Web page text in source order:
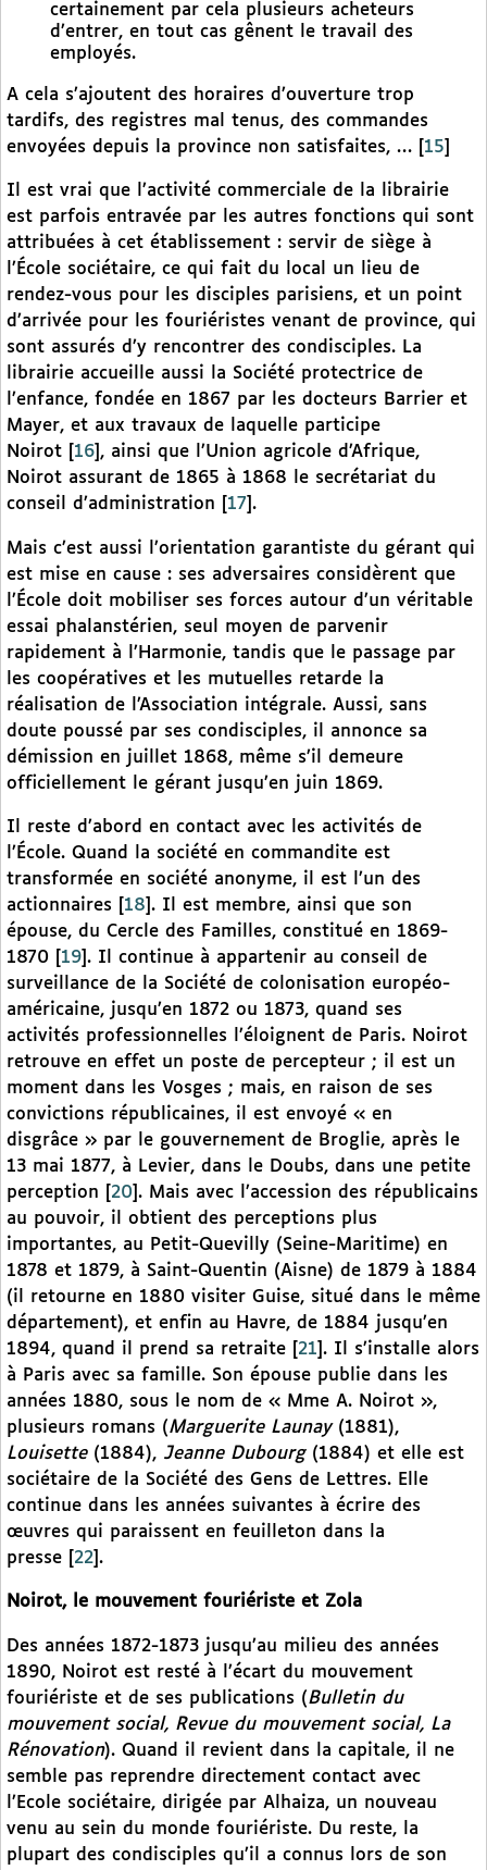
certainement par cela plusieurs acheteurs
d’entrer, en tout cas gênent le travail des
employés.
A cela s’ajoutent des horaires d’ouverture trop
tardifs, des registres mal tenus, des commandes
envoyées depuis la province non satisfaites, …
15
Il est vrai que l’activité commerciale de la librairie
est parfois entravée par les autres fonctions qui sont
attribuées à cet établissement : servir de siège à
l’École sociétaire, ce qui fait du local un lieu de
rendez-vous pour les disciples parisiens, et un point
d’arrivée pour les fouriéristes venant de province, qui
sont assurés d’y rencontrer des condisciples. La
librairie accueille aussi la Société protectrice de
l’enfance, fondée en 1867 par les docteurs Barrier et
Mayer, et aux travaux de laquelle participe
Noirot
16 , ainsi que l’Union agricole d’Afrique,
Noirot assurant de 1865 à 1868 le secrétariat du
conseil d’administration
17 .
Mais c’est aussi l’orientation garantiste du gérant qui
est mise en cause : ses adversaires considèrent que
l’École doit mobiliser ses forces autour d’un véritable
essai phalanstérien, seul moyen de parvenir
rapidement à l’Harmonie, tandis que le passage par
les coopératives et les mutuelles retarde la
réalisation de l’Association intégrale. Aussi, sans
doute poussé par ses condisciples, il annonce sa
démission en juillet 1868, même s’il demeure
officiellement le gérant jusqu’en juin 1869.
Il reste d’abord en contact avec les activités de
l’École. Quand la société en commandite est
transformée en société anonyme, il est l’un des
actionnaires
18 . Il est membre, ainsi que son
épouse, du Cercle des Familles, constitué en 1869-
1870
19 . Il continue à appartenir au conseil de
surveillance de la Société de colonisation européo-
américaine, jusqu’en 1872 ou 1873, quand ses
activités professionnelles l’éloignent de Paris. Noirot
retrouve en effet un poste de percepteur ; il est un
moment dans les Vosges ; mais, en raison de ses
convictions républicaines, il est envoyé « en
disgrâce » par le gouvernement de Broglie, après le
13 mai 1877, à Levier, dans le Doubs, dans une petite
perception
20 . Mais avec l’accession des républicains
au pouvoir, il obtient des perceptions plus
importantes, au Petit-Quevilly (Seine-Maritime) en
1878 et 1879, à Saint-Quentin (Aisne) de 1879 à 1884
(il retourne en 1880 visiter Guise, situé dans le même
département), et enfin au Havre, de 1884 jusqu’en
1894, quand il prend sa retraite
21 . Il s’installe alors
à Paris avec sa famille. Son épouse publie dans les
années 1880, sous le nom de « Mme A. Noirot »,
plusieurs romans (Marguerite Launay(1881),
Louisette(1884), Jeanne Dubourg(1884) et elle est
sociétaire de la Société des Gens de Lettres. Elle
continue dans les années suivantes à écrire des
œuvres qui paraissent en feuilleton dans la
presse
22 .
Noirot, le mouvement fouriériste et Zola
Des années 1872-1873 jusqu’au milieu des années
1890, Noirot est resté à l’écart du mouvement
fouriériste et de ses publications (Bulletin du
mouvement social, Revue du mouvement social, La
Rénovation). Quand il revient dans la capitale, il ne
semble pas reprendre directement contact avec
l’Ecole sociétaire, dirigée par Alhaiza, un nouveau
venu au sein du monde fouriériste. Du reste, la
plupart des condisciples qu’il a connus lors de son